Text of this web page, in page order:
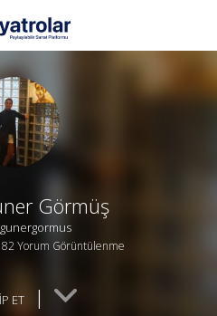
Görmüş
Yorum Görüntülenme
ET |